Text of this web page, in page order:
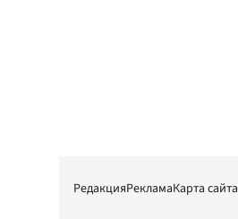
РедакцияРекламаКарта сайта